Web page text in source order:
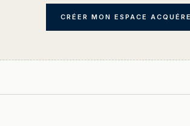
CRÉER MON ESPACE